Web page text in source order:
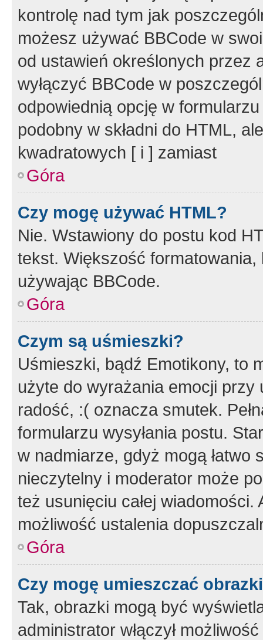
kontrolę nad tym jak
możesz używać BBCode w
od ustawień określonych przez
wyłączyć BBCode w
odpowiednią opcję w
podobny w składni do HTML,
kwadratowych [ i ] zamiast
Góra
Czy mogę używać HTML?
Nie. Wstawiony do postu kod
tekst. Większość
używając BBCode.
Góra
Czym są uśmieszki?
Uśmieszki, bądź Emotikony, to
użyte do wyrażania emocji
radość, :( oznacza smutek.
formularzu wysyłania postu.
w nadmiarze, gdyż mogą
nieczytelny i moderator może
też usunięciu całej
możliwość ustalenia
Góra
Czy mogę umieszczać
Tak, obrazki mogą być
administrator włączył